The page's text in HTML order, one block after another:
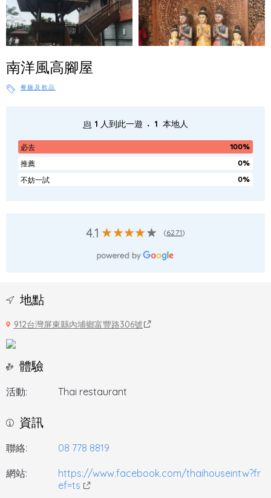
南洋風高腳屋
餐廳及飲品
1 人到此一遊 . 1 本地人
必去
100%
推薦
0%
不妨一試
0%
4.1 (6271)
地點
912台灣屏東縣內埔鄉富豐路306號
體驗
活動: Thai restaurant
資訊
聯絡: 08 778 8819
網站:
https://www.facebook.com/thaihouseintw?fr
ef=ts